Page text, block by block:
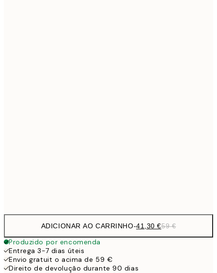
ADICIONAR AO CARRINHO-41,30 €59 €
Produzido por encomenda
Entrega 3-7 dias úteis
Envio gratuit o acima de 59 €
Direito de devolução durante 90 dias